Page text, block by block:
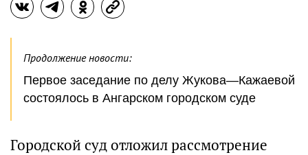
Продолжение новости:
Первое заседание по делу Жукова—Кажаевой
состоялось в Ангарском городском суде
Городской суд отложил рассмотрение